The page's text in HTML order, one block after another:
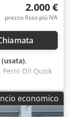
2.000 €
prezzo fisso più IVA
,
, Perni Oil Quick
330 3.000,00
90 353 515
100/90 387
€ OQ80
economico